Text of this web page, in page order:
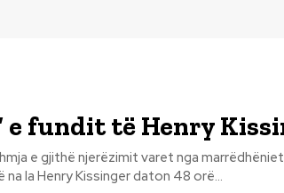
e fundit të Henry
e gjithë njerëzimit varet nga
na la Henry Kissinger daton 48 orë...